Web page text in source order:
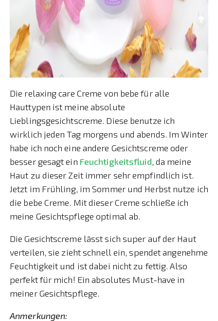
Die relaxing care Creme von bebe für alle
Hauttypen ist meine absolute
Lieblingsgesichtscreme. Diese benutze ich
wirklich jeden Tag morgens und abends. Im Winter
habe ich noch eine andere Gesichtscreme oder
besser gesagt ein Feuchtigkeitsfluid, da meine
Haut zu dieser Zeit immer sehr empfindlich ist.
Jetzt im Frühling, im Sommer und Herbst nutze ich
die bebe Creme. Mit dieser Creme schließe ich
meine Gesichtspflege optimal ab.
Die Gesichtscreme lässt sich super auf der Haut
verteilen, sie zieht schnell ein, spendet angenehme
Feuchtigkeit und ist dabei nicht zu fettig. Also
perfekt für mich! Ein absolutes Must-have in
meiner Gesichtspflege.
Anmerkungen: